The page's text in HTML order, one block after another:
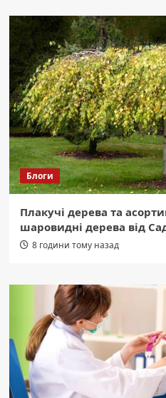
Блоги
Плакучі дерева та
шаровидні дерева від
8 години тому назад